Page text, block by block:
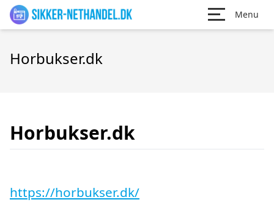
Menu
Horbukser.dk
Horbukser.dk
https://horbukser.dk/